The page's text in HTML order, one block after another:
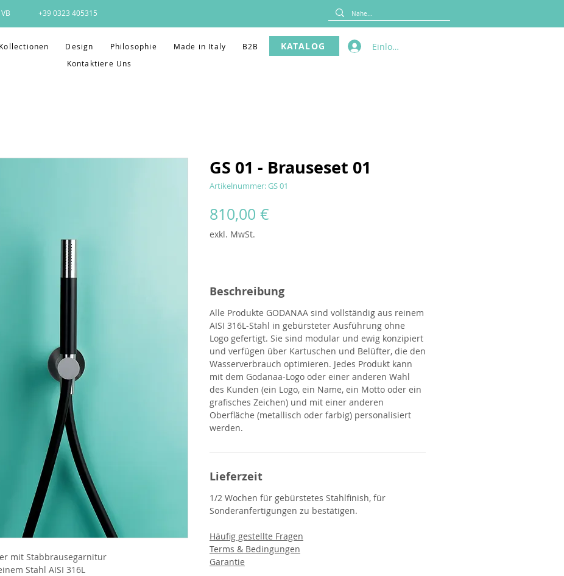
+39 0323 405315
Kollectionen Design Philosophie Made in Italy
B2B
Kontaktiere Uns
KATALOG Einloggen
mit Stabbrausegarnitur
Stahl AISI 316L
GS 01 - Brauseset 01
Artikelnummer: GS 01
810,00 €
exkl. MwSt.
Beschreibung
Alle Produkte GODANAA sind vollständig aus reinem
AISI 316L-Stahl in gebürsteter Ausführung ohne
Logo gefertigt. Sie sind modular und ewig konzipiert
und verfügen über Kartuschen und Belüfter, die den
Wasserverbrauch optimieren. Jedes Produkt kann
mit dem Godanaa-Logo oder einer anderen Wahl
des Kunden (ein Logo, ein Name, ein Motto oder ein
grafisches Zeichen) und mit einer anderen
Oberfläche (metallisch oder farbig) personalisiert
werden.
Lieferzeit
1/2 Wochen für gebürstetes Stahlfinish, für
Sonderanfertigungen zu bestätigen.
Häufig gestellte Fragen
Terms & Bedingungen
Garantie